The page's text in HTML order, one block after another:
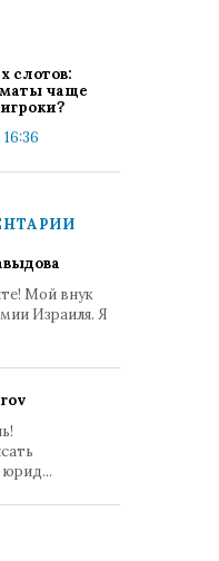
слотов:
чаще
Мой внук
Израиля. Я
юрид...